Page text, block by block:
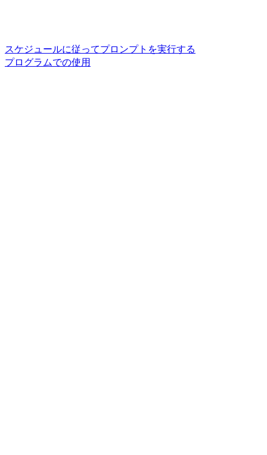
スケジュールに従ってプロンプトを実行する
プログラムでの使用